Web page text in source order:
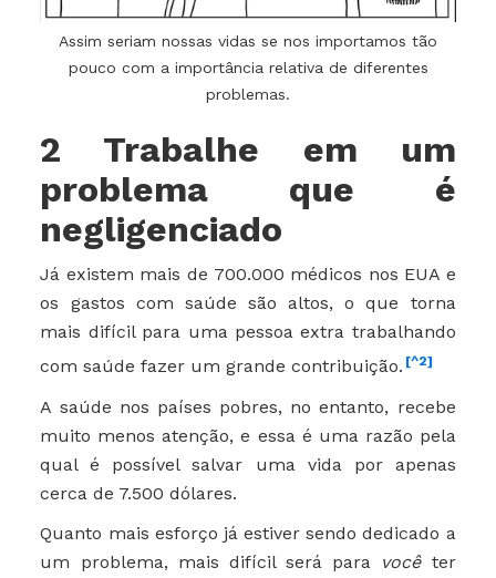
Assim seriam nossas vidas se nos importamos tão
pouco com a importância relativa de diferentes
problemas.
2 Trabalhe em um
problema que é
negligenciado
Já existem mais de 700.000 médicos nos EUA e
os gastos com saúde são altos, o que torna
mais difícil para uma pessoa extra trabalhando
com saúde fazer um grande contribuição. [^2]
A saúde nos países pobres, no entanto, recebe
muito menos atenção, e essa é uma razão pela
qual é possível salvar uma vida por apenas
cerca de 7.500 dólares.
Quanto mais esforço já estiver sendo dedicado a
um problema, mais difícil será para vocêter